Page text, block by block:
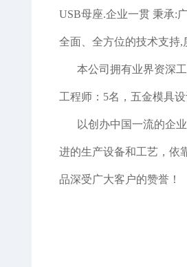
USB母座.企业一贯 秉承:
全面、全方位的技术支持,
本公司拥有业界资深
工程师：5名，五金模具
以创办中国一流的企
进的生产设备和工艺，依
品深受广大客户的赞誉！